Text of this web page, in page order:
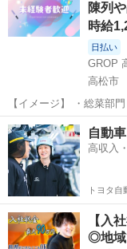
ナ...
陳列
時給
日払い
GROP
高松市
【イメージ】 ・総菜部門 ・
＜スーパーの総菜部門で
どの調理や盛り付けをし
にします ・陳列や品出
香川 高松市 キッ
自動
高収入
トヨタ自
【入
◎地域